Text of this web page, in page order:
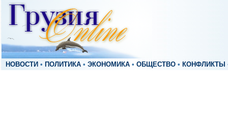
НОВОСТИ • ПОЛИТИКА • ЭКОНОМИКА • ОБЩЕСТВО • КОНФЛИКТЫ